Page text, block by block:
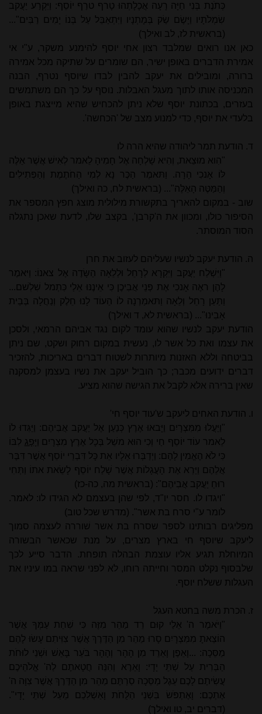
כְּתֹנֶת בְּנִי חַיָּה רָעָה אֲכָלָתְהוּ טָרף טרַף יוֹסֵף: וַיִּקְרַע יַעֲקב
שִׂמְלֹתָיו וַיָּשֶׂם שַׂק בְּמָתְנָיו וַיִּתְאַבֵּל עַל בְּנוֹ יָמִים רַבִּים"...
(בראשית לז, לב ואילך)
כאן אנו רואים שמלבד רצון אחי יוסף להימנע משקר, ע"י אי
אמירת הדברים באופן ישיר, הם שומרים על שתיקה מכל אמירה
ברורה, ומובילים את יעקב להבין לבדו שיוסף נטרף, הבנה
המכניסה אותו לתוך מעגל האבלות. נוסף על כך הם משתמשים
בעזרים, בכתונת יוסף שלא ניתן להכחיש שהיא מייצגת באופן
בלעדי את יוסף, כדי למנוע מצב של 'הכחשה'.
ד. הודעת תמר ליהודה שהיא הרה לו
"הִוא מוּצֵאת, וְהִיא שָׁלְחָה אֶל חָמִיהָ לֵאמר לְאִישׁ אֲשֶׁר אֵלֶּה
לּוֹ אָנכִי הָרָה. וַתּאמֶר הַכֶּר נָא לְמִי הַחֹתֶמֶת וְהַפְּתִילִים
וְהַמַּטֶּה הָאֵלֶּה"... (בראשית לח, כה ואילך)
שוב - במקום להאריך בתקשורת מילולית מוצג חפץ המספר את
הסיפור כולו, ומכוון את ה'קרבן', בקצב שלו, לדעת שאכן נתגלה
הסוד המוסתר.
ה. הודעת יעקב לנשיו שעליהם לעזוב את חרן
"וַיִּשְׁלַח יַעֲקב וַיִּקְרָא לְרָחֵל וּלְלֵאָה הַשָּׂדֶה אֶל צאנוֹ: וַיּאמֶר
לָהֶן ראֶה אָנכִי אֶת פְּנֵי אֲבִיכֶן כִּי אֵינֶנּוּ אֵלַי כִּתְמל שִׁלְשׁם...
וַתַּעַן רָחֵל וְלֵאָה וַתּאמַרְנָה לוֹ הַעוֹד לָנוּ חֵלֶק וְנַחֲלָה בְּבֵית
אָבִינוּ"... (בראשית לא, ד ואילך)
הודעת יעקב לנשיו שהוא עומד לקום נגד אביהם הרמאי, ולסכן
את עצמו ואת כל אשר לו, נעשית במקום רחוק ושקט, שם ניתן
בביטחה וללא האזנות מיותרות לשטוח דברים באריכות, להזכיר
דברים ידועים מכבר; כך הוביל יעקב את נשיו בעצמן למסקנה
שאין ברירה אלא לקבל את הגישה שהוא מציע.
ו. הודעת האחים ליעקב ש'עוד יוסף חי'
"וַיַּעֲלוּ מִמִּצְרָיִם וַיָּבאוּ אֶרֶץ כְּנַעַן אֶל יַעֲקב אֲבִיהֶם: וַיַּגִּדוּ לוֹ
לֵאמר עוֹד יוֹסֵף חַי וְכִי הוּא משֵׁל בְּכָל אֶרֶץ מִצְרָיִם
וַיָּפָג לִבּוֹ
כִּי לֹא הֶאֱמִין לָהֶם: וַיְדַבְּרוּ אֵלָיו אֵת כָּל דִּבְרֵי יוֹסֵף אֲשֶׁר דִּבֶּר
אֲלֵהֶם וַיַּרְא אֶת הָעֲגָלוֹת אֲשֶׁר שָׁלַח יוֹסֵף לָשֵׂאת אתוֹ וַתְּחִי
רוּחַ יַעֲקב אֲבִיהֶם": (בראשית מה, כה-כז)
"ויגדו לו. חסר יו"ד, לפי שהן בעצמם לא הגידו לו: לאמר.
לומר ע"י סרח בת אשר". (מדרש שכל טוב)
מפליגים רבותינו לספר שסרח בת אשר שׁוררה לעצמה סמוך
ליעקב שיוסף חי בארץ מצרים, על מנת שכאשר הבשורה
המיוחלת תגיע אליו עוצמת הבהלה תופחת. הדבר סייע לכך
שלבסוף נקלט המסר וחייתה רוחו, לא לפני שראה במו עיניו את
העגלות ששלח יוסף.
ז. הכרת משה בחטא העגל
"וַיֹּאמֶר ה' אֵלַי קוּם רֵד מַהֵר מִזֶּה כִּי שִׁחֵת עַמְּךָ אֲשֶׁר
הוֹצֵאתָ מִמִּצְרָיִם סָרוּ מַהֵר מִן הַדֶּרֶךְ אֲשֶׁר צִוִּיתִם עָשׂוּ לָהֶם
מַסֵּכָה: ...וָאֵפֶן וָאֵרֵד מִן הָהָר וְהָהָר בֹּעֵר בָּאֵשׁ וּשְׁנֵי לוּחֹת
הַבְּרִית עַל שְׁתֵּי יָדָי: וָאֵרֶא וְהִנֵּה חֲטָאתֶם לַה' אֱלֹהֵיכֶם
עֲשִׂיתֶם לָכֶם עֵגֶל מַסֵּכָה סַרְתֶּם מַהֵר מִן הַדֶּרֶךְ אֲשֶׁר צִוָּה ה'
אֶתְכֶם: וָאֶתְפֹּשׂ בִּשְׁנֵי הַלֻּחֹת וָאַשְׁלִכֵם מֵעַל שְׁתֵּי יָדָי".
(דברים יב, טו ואילך)